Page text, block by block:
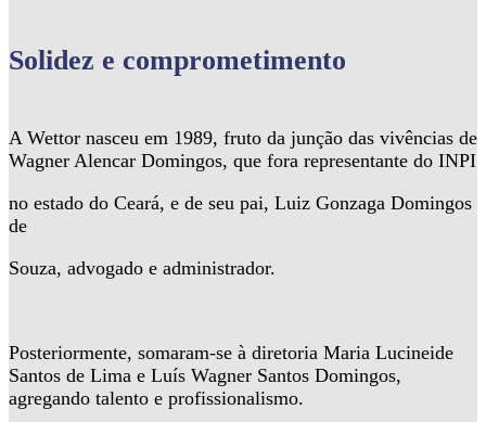
Solidez e comprometimento
A Wettor nasceu em 1989, fruto da junção das vivências de
Wagner Alencar Domingos, que fora representante do INPI
no estado do Ceará, e de seu pai, Luiz Gonzaga Domingos
de
Souza, advogado e administrador.
Posteriormente, somaram-se à diretoria Maria Lucineide
Santos de Lima e Luís Wagner Santos Domingos,
agregando talento e profissionalismo.